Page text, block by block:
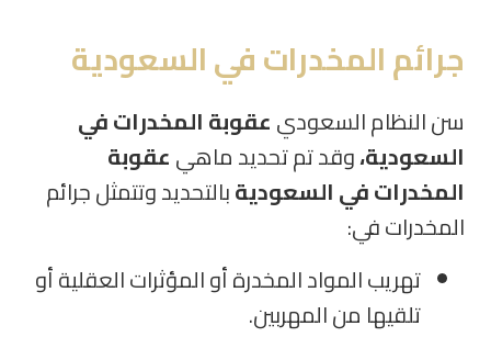
جرائم المخدرات في السعودية
سن النظام السعوديعقوبة المخدرات في
السعودية،وقد تم تحديد ماهيعقوبة
المخدرات في السعوديةبالتحديد وتتمثل جرائم
المخدرات في:
تهريب المواد المخدرة أو المؤثرات العقلية أو
تلقيها من المهربين.